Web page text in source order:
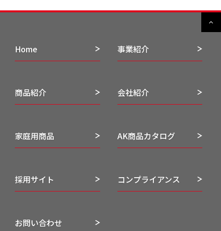
Home 事業紹介
商品紹介 会社紹介
家庭用商品 AK商品カタログ
採用サイト コンプライアンス
お問い合わせ